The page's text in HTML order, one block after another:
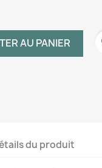
AU PANIER
du produit